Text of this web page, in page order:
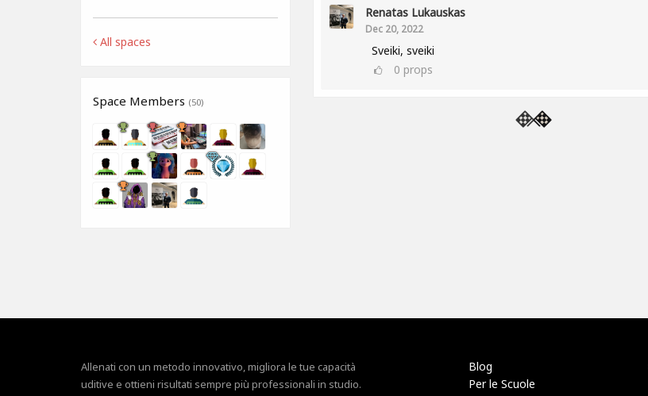
All spaces
Space Members (50)
Renatas Lukauskas
Dec 20, 2022
Sveiki, sveiki
0 props
Allenati con un metodo innovativo, migliora le tue capacità
uditive e ottieni risultati sempre più professionali in studio.
Blog
Per le Scuole